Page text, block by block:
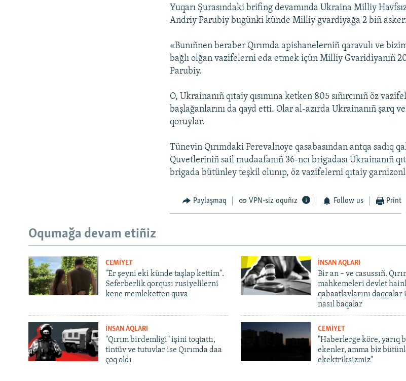
Yuqarı Şurasındaki brifing devamında Ukraina Milliy
Andriy Parubiy bugünki künde Milliy gvardiyağa 2 biñ
«Bunıñnen beraber Qırımda apishanelerniñ qaravulı ve
bağlı olğan vazifelerni eda etmek içün Milliy Gvaridiyanıñ
Parubiy.
O, Ukrainanıñ qıtaiy qısımına ketken 805 sıñırcınıñ öz
başlağanlarını da qayd etti. Olar al-azırda Ukrainanıñ şarq ve
qoruylar.
Tünevin Qırımdaki Perevalnoye qasabasından antqa sadıq
Quvetleriniñ sail mudaafanıñ 36-ncı brigadası Ukrainanıñ
brigada bütünley teşkil olunıp, öz vazifelerni qıtaiy
Paylaşmaq VPN-siz oquñız Follow us Print
Oqumağa devam etiñiz
CEMİYET
"Er şeyni eki künde taşlap kettim".
Seferberlik qorqusı rusiyelilerni
kene memleketten quva
İNSAN AQLARI
Bir an – ve casussıñ.
mahkemeleri devlet
qabaatlavlarını daqqalar
nasıl baqalar
İNSAN AQLARI
"Qırım birdemligi" işini toqtattı,
tintüv ve tutuvlar ise Qırımda daa
çoq oldı
CEMİYET
"Haberlerge köre, yarıq
ekenler, amma biz
ekektriksizmiz"